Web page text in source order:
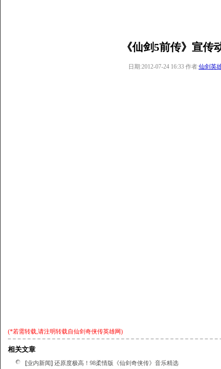
《仙剑5前传》宣传
日期:2012-07-24 16:33 作者:仙剑英
(*若需转载,请注明转载自仙剑奇侠传英雄网)
相关文章
[业内新闻] 还原度极高！98柔情版《仙剑奇侠传》音乐精选